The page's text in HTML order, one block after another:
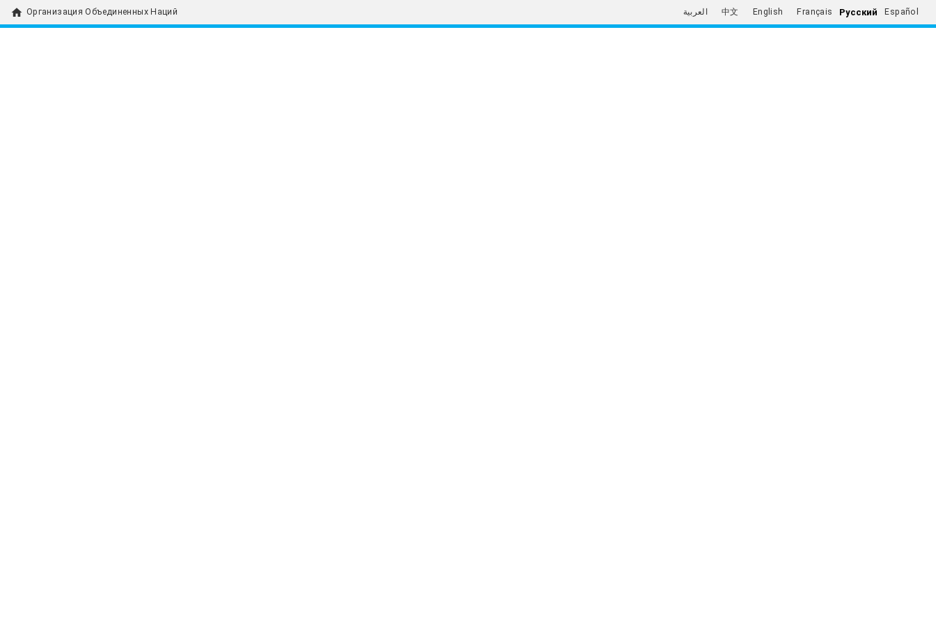
home Организация Объединенных Наций العربية 中文 English Français Русский Español